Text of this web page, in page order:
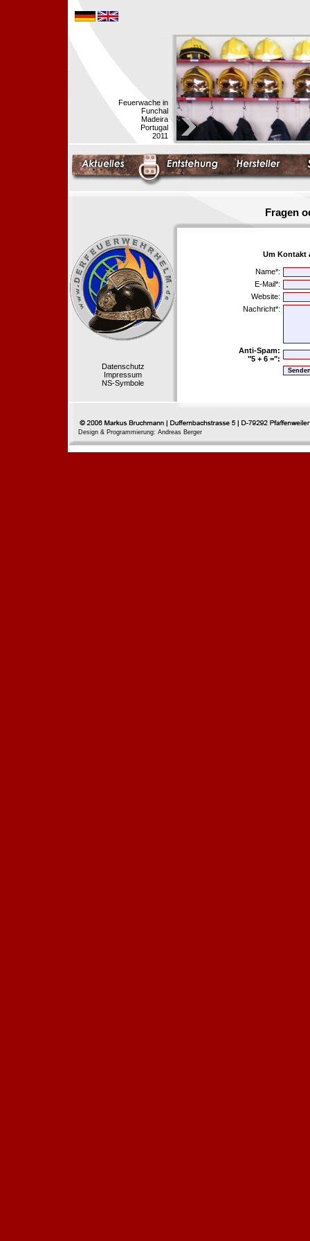
Feuerwache in
Funchal
Madeira
Portugal
2011
Fragen
Datenschutz
Impressum
NS-Symbole
Um Kontakt
Name*:
E-Mail*:
Website:
Nachricht*:
Anti-Spam:
"5 + 6 =":
Design & Programmierung: Andreas Berger